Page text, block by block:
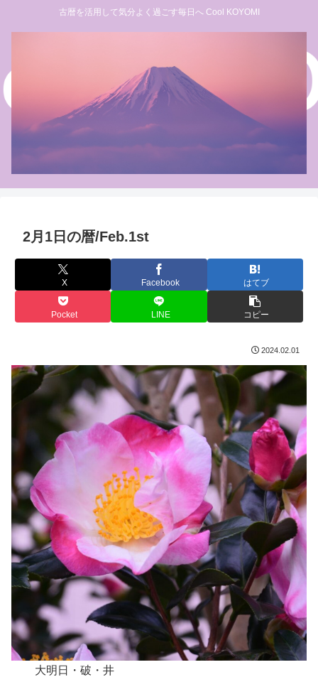
古暦を活用して気分よく過ごす毎日へ Cool KOYOMI
2月1日の暦/Feb.1st
X Facebook はてブ
Pocket LINE コピー
2024.02.01
大明日・破・井